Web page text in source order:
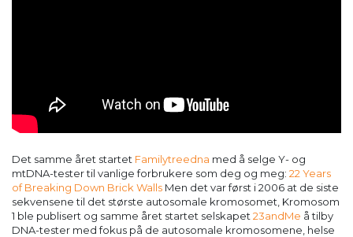
Det samme året startet Familytreedna med å selge Y- og
mtDNA-tester til vanlige forbrukere som deg og meg: 22 Years
of Breaking Down Brick Walls Men det var først i 2006 at de siste
sekvensene til det største autosomale kromosomet, Kromosom
1 ble publisert og samme året startet selskapet 23andMe å tilby
DNA-tester med fokus på de autosomale kromosomene, helse